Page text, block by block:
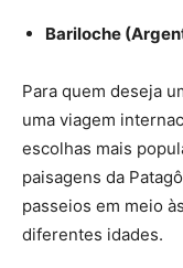
Bariloche
Para quem deseja
uma viagem
escolhas mais
paisagens da
passeios em meio
diferentes idades.